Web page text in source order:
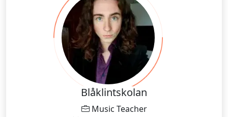
Blåklintskolan
Music Teacher